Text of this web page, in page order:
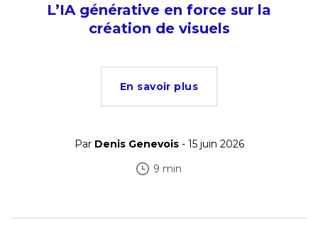
L’IA générative en force sur la
création de visuels
En savoir plus
Par Denis Genevois- 15 juin 2026
9 min